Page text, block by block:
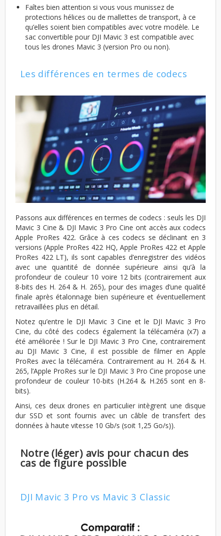
Faîtes bien attention si vous vous munissez de
protections hélices ou de mallettes de transport, à ce
qu’elles soient bien compatibles avec votre modèle. Le
sac convertible pour DJI Mavic 3 est compatible avec
tous les drones Mavic 3 (version Pro ou non).
Les différences en termes de codecs
Passons aux différences en termes de codecs : seuls les DJI
Mavic 3 Cine & DJI Mavic 3 Pro Cine ont accès aux codecs
Apple ProRes 422. Grâce à ces codecs se déclinant en 3
versions (Apple ProRes 422 HQ, Apple ProRes 422 et Apple
ProRes 422 LT), ils sont capables d’enregistrer des vidéos
avec une quantité de donnée supérieure ainsi qu’à la
profondeur de couleur 10 voire 12 bits (contrairement aux
8-bits des H. 264 & H. 265), pour des images d’une qualité
finale après étalonnage bien supérieure et éventuellement
retravaillées plus en détail.
Notez qu’entre le DJI Mavic 3 Cine et le DJI Mavic 3 Pro
Cine, du côté des codecs également la télécaméra (x7) a
été améliorée ! Sur le DJI Mavic 3 Pro Cine, contrairement
au DJI Mavic 3 Cine, il est possible de filmer en Apple
ProRes avec la télécaméra. Contrairement au H. 264 & H.
265, l’Apple ProRes sur le DJI Mavic 3 Pro Cine propose une
profondeur de couleur 10-bits (H.264 & H.265 sont en 8-
bits).
Ainsi, ces deux drones en particulier intègrent une disque
dur SSD et sont fournis avec un câble de transfert des
données à haute vitesse 10 Gb/s (soit 1,25 Go/s)).
Notre (léger) avis pour chacun des
cas de figure possible
DJI Mavic 3 Pro vs Mavic 3 Classic